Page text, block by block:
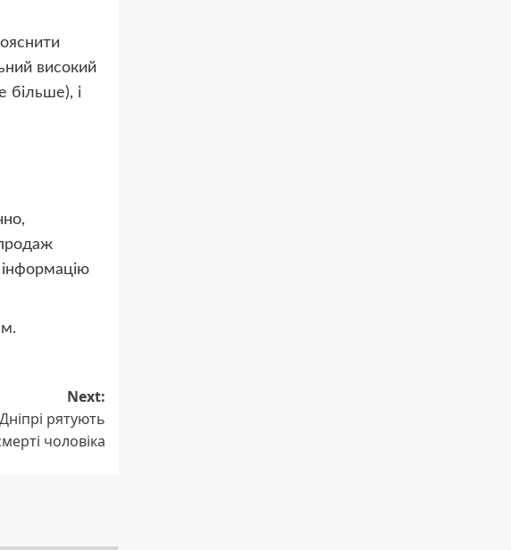
високий
більше), і
Next:
рятують
чоловіка